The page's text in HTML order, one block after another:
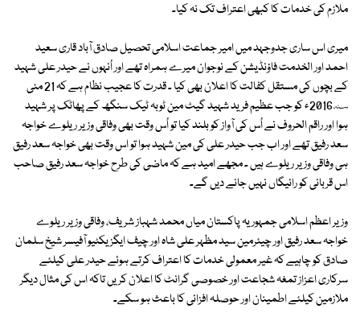
ملازم کی خدمات کا کبھی اعتراف تک نہ کیا۔
میری اس ساری جدوجہد میں امیر جماعت اسلامی تحصیل صادق آباد قاری سعید
احمد اور الخدمت فاؤنڈیشن کے نوجوان میرے ہمراہ تھے اور اُنہوں نے حیدر علی شہید
کے بچوں کی مستقل کفالت کا اعلان بھی کیا ۔ قدرت کا عجیب نظام ہے کہ 21 مئی
2016؁ء کو جب عظیم فرید شہید گیٹ مین ٹوبہ ٹیک سنگھ کے پھاٹک پر شہید
ہوا اور راقم الحروف نے اُس کی آواز کو بلند کیا تو اُس وقت بھی وفاقی وزیر ریلوے خواجہ
سعد رفیق تھے اور اب جب حیدر علی کی مین شہید ہوا تو اس وقت بھی خواجہ سعد رفیق
ہی وفاقی وزیر ریلوے ہیں ۔ مجھے امید ہے کہ ماضی کی طرح خواجہ سعد رفیق صاحب
اس قربانی کو رائیگاں نہیں جانے دیں گے۔
وزیر اعظم اسلامی جمہوریہ پاکستان میاں محمد شہباز شریف، وفاقی وزیر ریلوے
خواجہ سعد رفیق اور چیئرمین سید مظہر علی شاہ اور چیف ایگزیکٹیو آفیسر شیخ سلمان
صادق کو چاہیے کہ غیر معمولی خدمات کا اعتراف کرتے ہوئے حیدر علی کیلئے
سرکاری اعزاز تمغہ شجاعت اور خصوصی گرانٹ کا اعلان کریں تاکہ اس کی مثال دیگر
ملازمین کیلئے اطمینان اور حوصلہ افزائی کا باعث ہو سکے۔